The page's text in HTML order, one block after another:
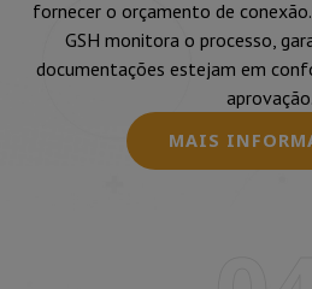
fornecer o orçamento de
GSH monitora o processo,
documentações estejam em
aprovação.
MAIS